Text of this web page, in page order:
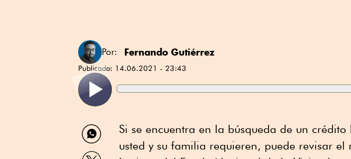
Por: Fernando Gutiérrez
Publicado: 14.06.2021 - 23:43
Compartir
por
WhatsApp
Compartir
Si se encuentra en la búsqueda de un
usted y su familia requieren, puede revisar el